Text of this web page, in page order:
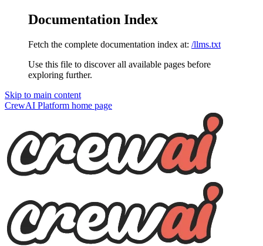
Documentation Index
Fetch the complete documentation index at: /llms.txt
Use this file to discover all available pages before
exploring further.
Skip to main content
CrewAI Platform home page